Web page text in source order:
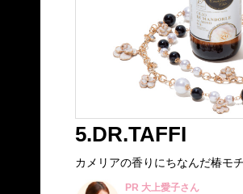
5.DR.TAFFI
カメリアの香りにちなんだ椿モ
PR 大上愛子さん